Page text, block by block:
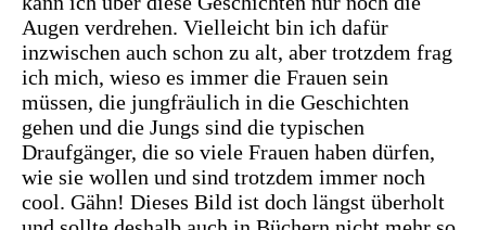
Augen verdrehen. Vielleicht bin ich dafür
inzwischen auch schon zu alt, aber trotzdem frag
ich mich, wieso es immer die Frauen sein
müssen, die jungfräulich in die Geschichten
gehen und die Jungs sind die typischen
Draufgänger, die so viele Frauen haben dürfen,
wie sie wollen und sind trotzdem immer noch
cool. Gähn! Dieses Bild ist doch längst überholt